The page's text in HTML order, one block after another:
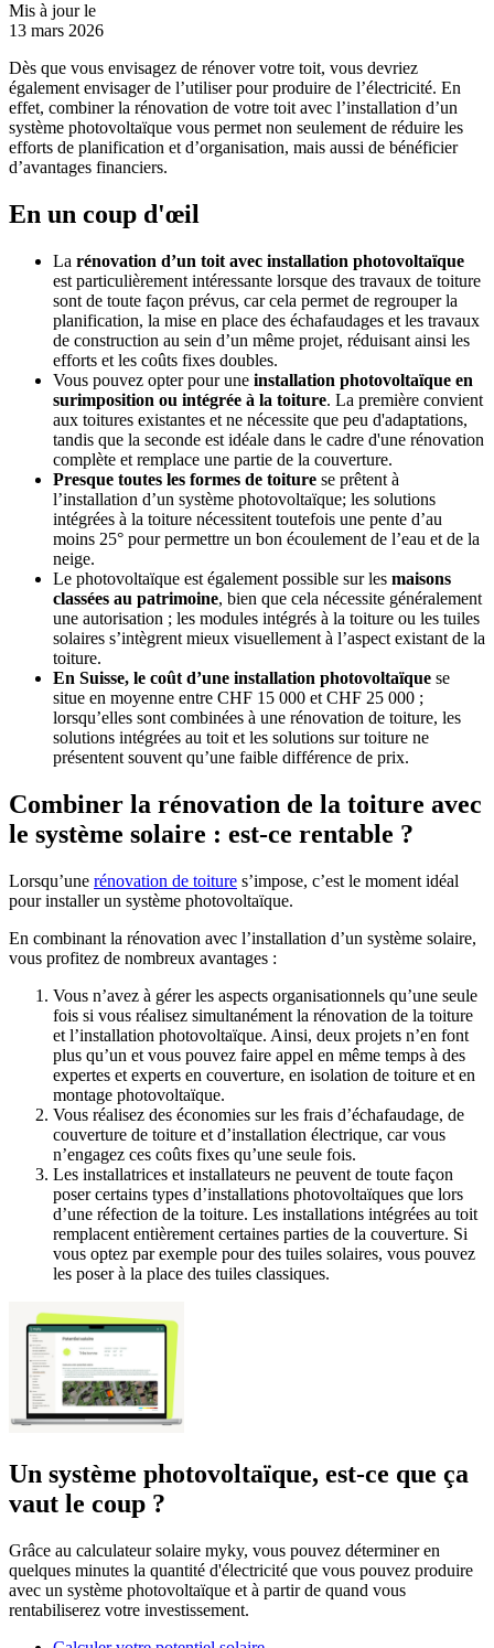
Mis à jour le
13 mars 2026
Dès que vous envisagez de rénover votre toit, vous devriez
également envisager de l’utiliser pour produire de l’électricité. En
effet, combiner la rénovation de votre toit avec l’installation d’un
système photovoltaïque vous permet non seulement de réduire les
efforts de planification et d’organisation, mais aussi de bénéficier
d’avantages financiers.
En un coup d'œil
La rénovation d’un toit avec installation photovoltaïque
est particulièrement intéressante lorsque des travaux de toiture
sont de toute façon prévus, car cela permet de regrouper la
planification, la mise en place des échafaudages et les travaux
de construction au sein d’un même projet, réduisant ainsi les
efforts et les coûts fixes doubles.
Vous pouvez opter pour une installation photovoltaïque en
surimposition ou intégrée à la toiture. La première convient
aux toitures existantes et ne nécessite que peu d'adaptations,
tandis que la seconde est idéale dans le cadre d'une rénovation
complète et remplace une partie de la couverture.
Presque toutes les formes de toiture se prêtent à
l’installation d’un système photovoltaïque; les solutions
intégrées à la toiture nécessitent toutefois une pente d’au
moins 25° pour permettre un bon écoulement de l’eau et de la
neige.
Le photovoltaïque est également possible sur les maisons
classées au patrimoine, bien que cela nécessite généralement
une autorisation ; les modules intégrés à la toiture ou les tuiles
solaires s’intègrent mieux visuellement à l’aspect existant de la
toiture.
En Suisse, le coût d’une installation photovoltaïque se
situe en moyenne entre CHF 15 000 et CHF 25 000 ;
lorsqu’elles sont combinées à une rénovation de toiture, les
solutions intégrées au toit et les solutions sur toiture ne
présentent souvent qu’une faible différence de prix.
Combiner la rénovation de la toiture avec
le système solaire : est-ce rentable ?
Lorsqu’une rénovation de toiture s’impose, c’est le moment idéal
pour installer un système photovoltaïque.
En combinant la rénovation avec l’installation d’un système solaire,
vous profitez de nombreux avantages :
Vous n’avez à gérer les aspects organisationnels qu’une seule
fois si vous réalisez simultanément la rénovation de la toiture
et l’installation photovoltaïque. Ainsi, deux projets n’en font
plus qu’un et vous pouvez faire appel en même temps à des
expertes et experts en couverture, en isolation de toiture et en
montage photovoltaïque.
Vous réalisez des économies sur les frais d’échafaudage, de
couverture de toiture et d’installation électrique, car vous
n’engagez ces coûts fixes qu’une seule fois.
Les installatrices et installateurs ne peuvent de toute façon
poser certains types d’installations photovoltaïques que lors
d’une réfection de la toiture. Les installations intégrées au toit
remplacent entièrement certaines parties de la couverture. Si
vous optez par exemple pour des tuiles solaires, vous pouvez
les poser à la place des tuiles classiques.
Un système photovoltaïque, est-ce que ça
vaut le coup ?
Grâce au calculateur solaire myky, vous pouvez déterminer en
quelques minutes la quantité d'électricité que vous pouvez produire
avec un système photovoltaïque et à partir de quand vous
rentabiliserez votre investissement.